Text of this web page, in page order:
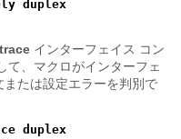
duplex
trace インターフェイス コン
て、マクロがインターフェ
たは設定エラーを判別で
duplex